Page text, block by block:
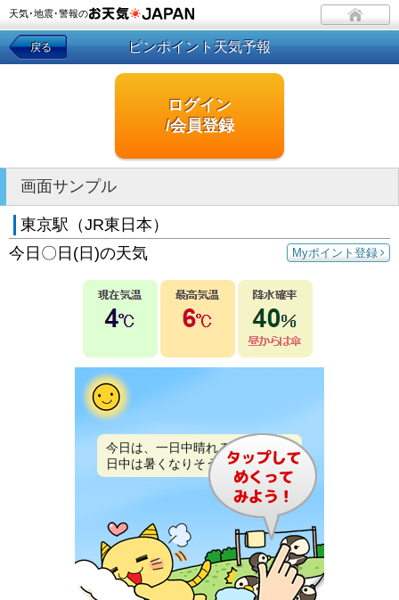
天気･地震･警報の
戻る ピンポイント天気予報
ログイン
/会員登録
画面サンプル
東京駅（JR東日本）
Myポイント登録
今日〇日(日)の天気
今日は、一日中晴れるでしょう。
日中は暑くなりそうです。